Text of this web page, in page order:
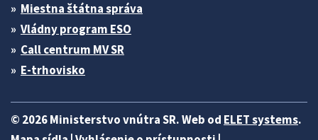
Miestna štátna správa
Vládny program ESO
Call centrum MV SR
E-trhovisko
© 2026 Ministerstvo vnútra SR. Web od ELET systems.